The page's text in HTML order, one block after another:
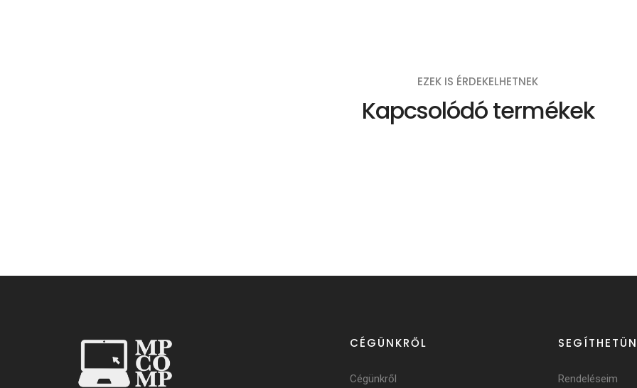
EZEK IS ÉRDEKELHETNEK
Kapcsolódó termékek
CÉGÜNKRŐL
Cégünkről Rendeléseim